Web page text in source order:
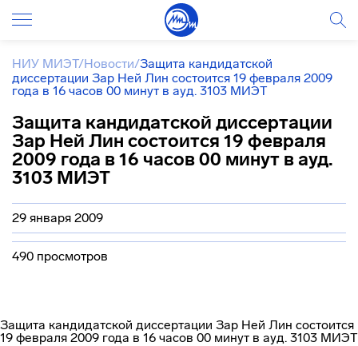
НИУ МИЭТ/Новости/Защита кандидатской
диссертации Зар Ней Лин состоится 19 февраля 2009
года в 16 часов 00 минут в ауд. 3103 МИЭТ
Защита кандидатской диссертации
Зар Ней Лин состоится 19 февраля
2009 года в 16 часов 00 минут в ауд.
3103 МИЭТ
29 января 2009
490 просмотров
Защита кандидатской диссертации Зар Ней Лин состоится
19 февраля 2009 года в 16 часов 00 минут в ауд. 3103 МИЭТ